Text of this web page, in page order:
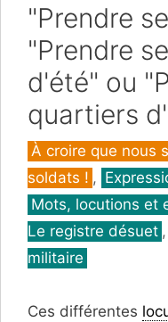
"Prendre
"Prendre
d'été" ou
quartiers
Catégories
À croire que nous
soldats ! ,
Mots, locutions et
Le registre désuet ,
militaire
Ces différentes